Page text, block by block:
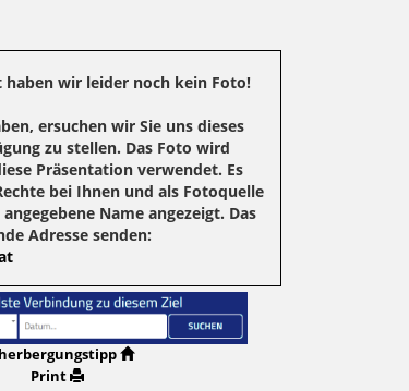
haben wir leider noch kein Foto!
ersuchen wir Sie uns dieses
zu stellen. Das Foto wird
Präsentation verwendet. Es
bei Ihnen und als Fotoquelle
Name angezeigt. Das
Adresse senden:
Print